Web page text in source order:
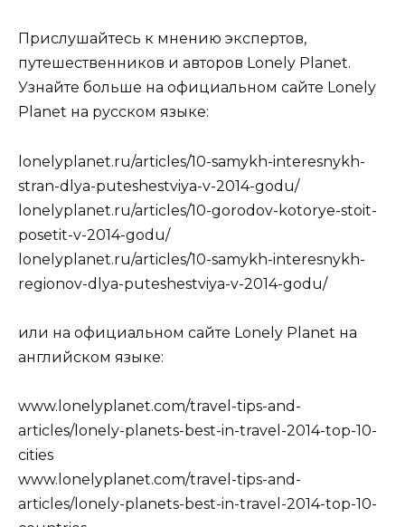
Прислушайтесь к мнению экспертов,
путешественников и авторов Lonely Planet.
Узнайте больше на официальном сайте Lonely
Planet на русском языке:
lonelyplanet.ru/articles/10-samykh-interesnykh-
stran-dlya-puteshestviya-v-2014-godu/
lonelyplanet.ru/articles/10-gorodov-kotorye-stoit-
posetit-v-2014-godu/
lonelyplanet.ru/articles/10-samykh-interesnykh-
regionov-dlya-puteshestviya-v-2014-godu/
или на официальном сайте Lonely Planet на
английском языке:
www.lonelyplanet.com/travel-tips-and-
articles/lonely-planets-best-in-travel-2014-top-10-
cities
www.lonelyplanet.com/travel-tips-and-
articles/lonely-planets-best-in-travel-2014-top-10-